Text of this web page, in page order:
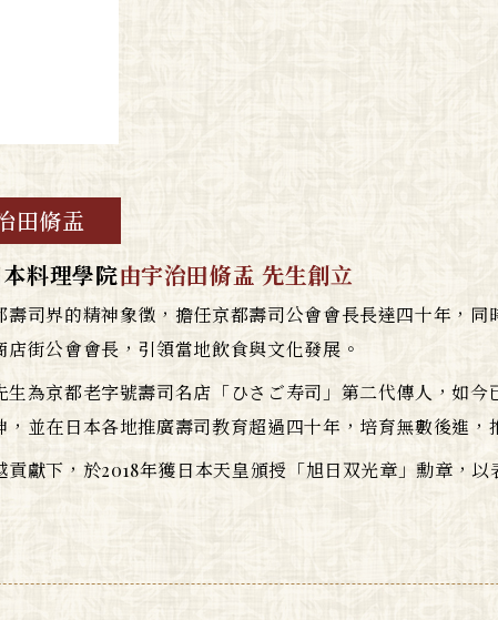
田脩盂
料理學院由宇治田脩盂 先生創立
壽司界的精神象徵，擔任京都壽司公會會長長達四十年，
店街公會會長，引領當地飲食與文化發展。
生為京都老字號壽司名店「ひさご寿司」第二代傳人，如
，並在日本各地推廣壽司教育超過四十年，培育無數後進，
貢獻下，於2018年獲日本天皇頒授「旭日双光章」勳章，